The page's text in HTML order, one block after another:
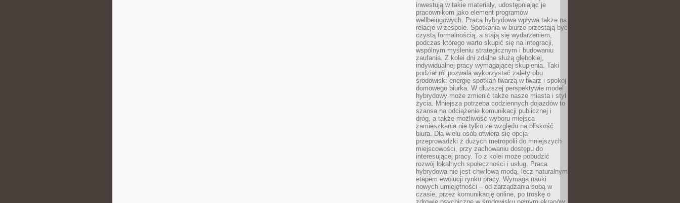
inwestują w takie materiały, udostępniając je
pracownikom jako element programów
wellbeingowych. Praca hybrydowa wpływa także na
relacje w zespole. Spotkania w biurze przestają być
czystą formalnością, a stają się wydarzeniem,
podczas którego warto skupić się na integracji,
wspólnym myśleniu strategicznym i budowaniu
zaufania. Z kolei dni zdalne służą głębokiej,
indywidualnej pracy wymagającej skupienia. Taki
podział ról pozwala wykorzystać zalety obu
środowisk: energię spotkań twarzą w twarz i spokój
domowego biurka. W dłuższej perspektywie model
hybrydowy może zmienić także nasze miasta i styl
życia. Mniejsza potrzeba codziennych dojazdów to
szansa na odciążenie komunikacji publicznej i
dróg, a także możliwość wyboru miejsca
zamieszkania nie tylko ze względu na bliskość
biura. Dla wielu osób otwiera się opcja
przeprowadzki z dużych metropolii do mniejszych
miejscowości, przy zachowaniu dostępu do
interesującej pracy. To z kolei może pobudzić
rozwój lokalnych społeczności i usług. Praca
hybrydowa nie jest chwilową modą, lecz naturalnym
etapem ewolucji rynku pracy. Wymaga nauki
nowych umiejętności – od zarządzania sobą w
czasie, przez komunikację online, po troskę o